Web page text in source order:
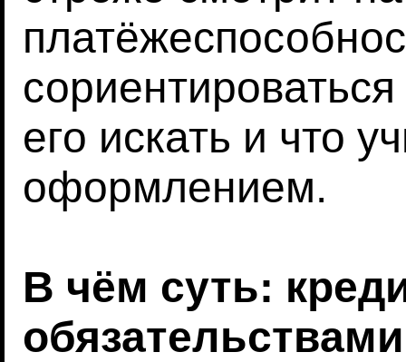
его искать и что
оформлением.
В чём суть:
обязательствами